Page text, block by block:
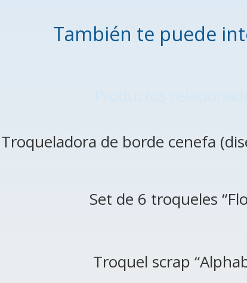
También te puede
Troqueladora de borde cenefa
Set de 6 troqueles
Troquel scrap